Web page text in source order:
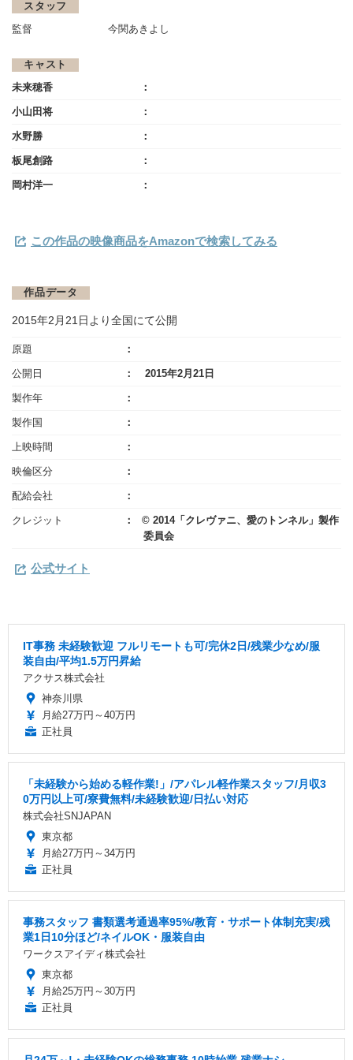
スタッフ
監督 今関あきよし
キャスト
未来穂香
小山田将
水野勝
板尾創路
岡村洋一
この作品の映像商品をAmazonで検索してみる
作品データ
2015年2月21日より全国にて公開
原題
公開日 2015年2月21日
製作年
製作国
上映時間
映倫区分
配給会社
クレジット
© 2014「クレヴァニ、愛のトンネル」製作
委員会
公式サイト
IT事務 未経験歓迎 フルリモートも可/完休2日/残業少なめ/服
装自由/平均1.5万円昇給
アクサス株式会社
神奈川県
月給27万円～40万円
正社員
「未経験から始める軽作業!」/アパレル軽作業スタッフ/月収3
0万円以上可/寮費無料/未経験歓迎/日払い対応
株式会社SNJAPAN
東京都
月給27万円～34万円
正社員
事務スタッフ 書類選考通過率95%/教育・サポート体制充実/残
業1日10分ほど/ネイルOK・服装自由
ワークスアイディ株式会社
東京都
月給25万円～30万円
正社員